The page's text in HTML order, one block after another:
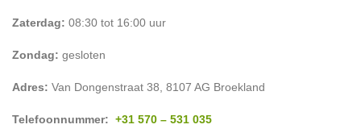
Zaterdag: 08:30 tot 16:00 uur
Zondag: gesloten
Adres: Van Dongenstraat 38, 8107 AG Broekland
Telefoonnummer: +31 570 – 531 035